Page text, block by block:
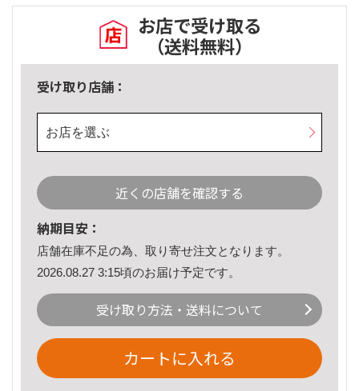
お店で受け取る
（送料無料）
受け取り店舗：
お店を選ぶ
近くの店舗を確認する
納期目安：
店舗在庫不足の為、取り寄せ注文となります。
2026.08.27 3:15頃のお届け予定です。
受け取り方法・送料について
カートに入れる